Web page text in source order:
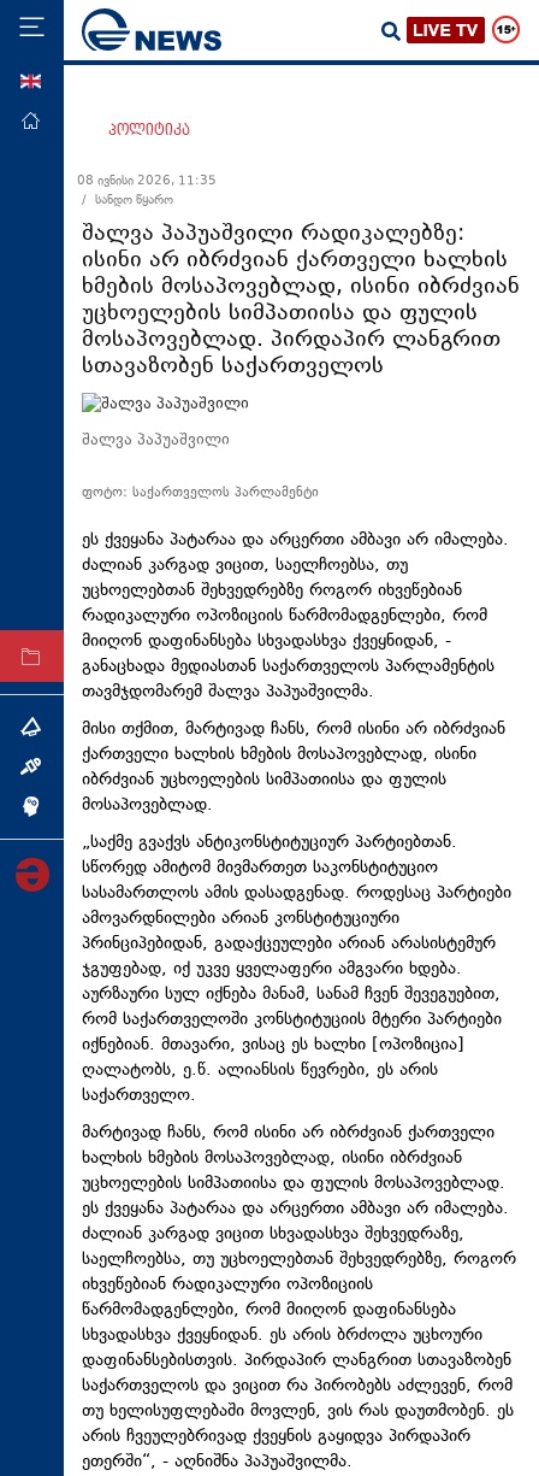
მთავარი
ეკონომიკა
მსოფლიო
ჯანდაცვა
საზოგადოება
სამართალი
თავდაცვა
რეგიონი
ტექნოლოგიები
ტაბლოიდი
თემა
ინტერვიუ
ინქვიზიცია
პოლიტიკა
08 ივნისი 2026, 11:35
/ სანდო წყარო
შალვა პაპუაშვილი რადიკალებზე:
ისინი არ იბრძვიან ქართველი ხალხის
ხმების მოსაპოვებლად, ისინი იბრძვიან
უცხოელების სიმპათიისა და ფულის
მოსაპოვებლად. პირდაპირ ლანგრით
სთავაზობენ საქართველოს
შალვა პაპუაშვილი
ფოტო: საქართველოს პარლამენტი
ეს ქვეყანა პატარაა და არცერთი ამბავი არ იმალება.
ძალიან კარგად ვიცით, საელჩოებსა, თუ
უცხოელებთან შეხვედრებზე როგორ იხვეწებიან
რადიკალური ოპოზიციის წარმომადგენლები, რომ
მიიღონ დაფინანსება სხვადასხვა ქვეყნიდან, -
განაცხადა მედიასთან საქართველოს პარლამენტის
თავმჯდომარემ შალვა პაპუაშვილმა.
მისი თქმით, მარტივად ჩანს, რომ ისინი არ იბრძვიან
ქართველი ხალხის ხმების მოსაპოვებლად, ისინი
იბრძვიან უცხოელების სიმპათიისა და ფულის
მოსაპოვებლად.
„საქმე გვაქვს ანტიკონსტიტუციურ პარტიებთან.
სწორედ ამიტომ მივმართეთ საკონსტიტუციო
სასამართლოს ამის დასადგენად. როდესაც პარტიები
ამოვარდნილები არიან კონსტიტუციური
პრინციპებიდან, გადაქცეულები არიან არასისტემურ
ჯგუფებად, იქ უკვე ყველაფერი ამგვარი ხდება.
აურზაური სულ იქნება მანამ, სანამ ჩვენ შევეგუებით,
რომ საქართველოში კონსტიტუციის მტერი პარტიები
იქნებიან. მთავარი, ვისაც ეს ხალხი [ოპოზიცია]
ღალატობს, ე.წ. ალიანსის წევრები, ეს არის
საქართველო.
მარტივად ჩანს, რომ ისინი არ იბრძვიან ქართველი
ხალხის ხმების მოსაპოვებლად, ისინი იბრძვიან
უცხოელების სიმპათიისა და ფულის მოსაპოვებლად.
ეს ქვეყანა პატარაა და არცერთი ამბავი არ იმალება.
ძალიან კარგად ვიცით სხვადასხვა შეხვედრაზე,
საელჩოებსა, თუ უცხოელებთან შეხვედრებზე, როგორ
იხვეწებიან რადიკალური ოპოზიციის
წარმომადგენლები, რომ მიიღონ დაფინანსება
სხვადასხვა ქვეყნიდან. ეს არის ბრძოლა უცხოური
დაფინანსებისთვის. პირდაპირ ლანგრით სთავაზობენ
საქართველოს და ვიცით რა პირობებს აძლევენ, რომ
თუ ხელისუფლებაში მოვლენ, ვის რას დაუთმობენ. ეს
არის ჩვეულებრივად ქვეყნის გაყიდვა პირდაპირ
ეთერში“, - აღნიშნა პაპუაშვილმა.